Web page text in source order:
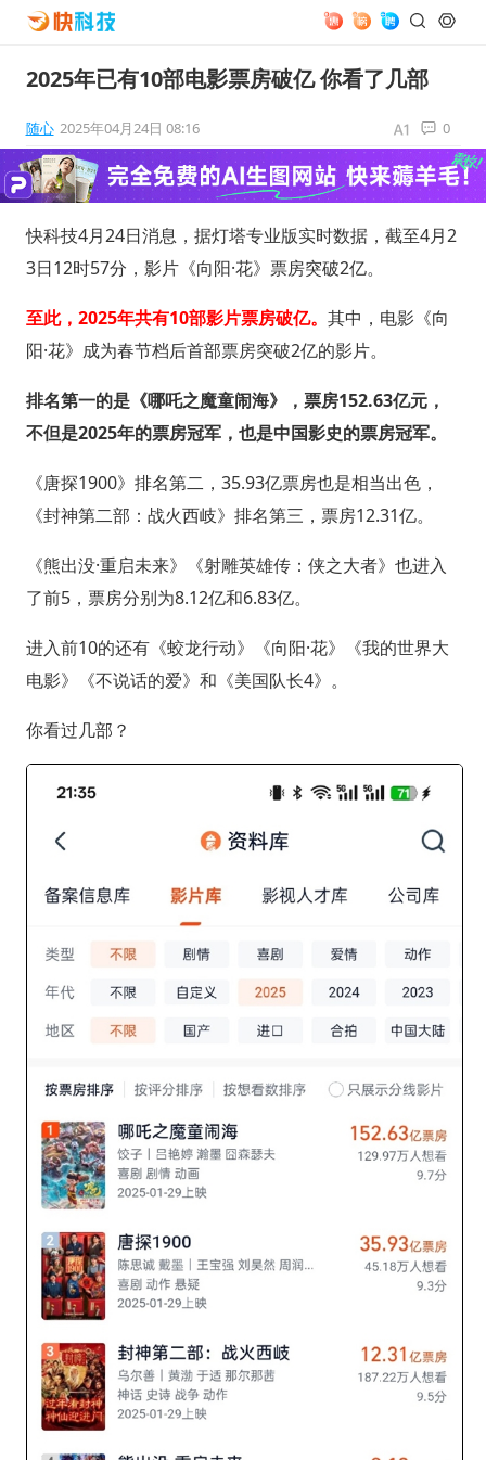
2025年已有10部电影票房破亿 你看了几部
随心 2025年04月24日 08:16 0
快科技4月24日消息，据灯塔专业版实时数据，截至4月2
3日12时57分，影片《向阳·花》票房突破2亿。
至此，2025年共有10部影片票房破亿。 其中，电影《向
阳·花》成为春节档后首部票房突破2亿的影片。
排名第一的是《哪吒之魔童闹海》，票房152.63亿元，
不但是2025年的票房冠军，也是中国影史的票房冠军。
《唐探1900》排名第二，35.93亿票房也是相当出色，
《封神第二部：战火西岐》排名第三，票房12.31亿。
《熊出没·重启未来》《射雕英雄传：侠之大者》也进入
了前5，票房分别为8.12亿和6.83亿。
进入前10的还有《蛟龙行动》《向阳·花》《我的世界大
电影》《不说话的爱》和《美国队长4》。
你看过几部？